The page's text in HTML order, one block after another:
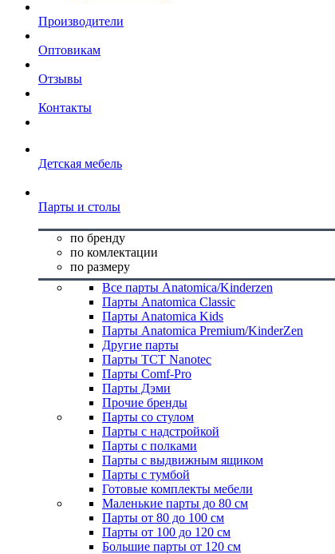
Производители
Оптовикам
Отзывы
Контакты
Детская мебель
Парты и столы
по бренду
по комлектации
по размеру
Все парты Anatomica/Kinderzen
Парты Anatomica Classic
Парты Anatomica Kids
Парты Anatomica Premium/KinderZen
Другие парты
Парты TCT Nanotec
Парты Comf-Pro
Парты Дэми
Прочие бренды
Парты со стулом
Парты с надстройкой
Парты с полками
Парты с выдвижным ящиком
Парты с тумбой
Готовые комплекты мебели
Маленькие парты до 80 см
Парты от 80 до 100 см
Парты от 100 до 120 см
Большие парты от 120 см